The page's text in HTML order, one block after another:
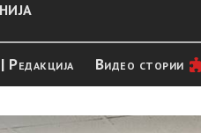
Редакција Видео стории